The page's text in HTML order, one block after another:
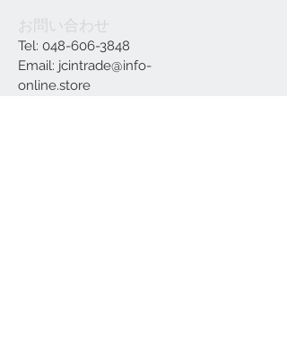
お問い合わせ
Tel: 048-606-3848
Email: jcintrade@info-
online.store